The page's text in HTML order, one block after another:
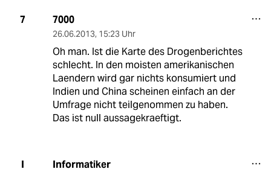
7 7000
26.06.2013, 15:23 Uhr
Oh man. Ist die Karte des Drogenberichtes
schlecht. In den moisten amerikanischen
Laendern wird gar nichts konsumiert und
Indien und China scheinen einfach an der
Umfrage nicht teilgenommen zu haben.
Das ist null aussagekraeftigt.
I Informatiker